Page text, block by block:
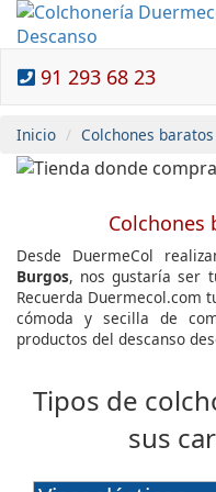
91 293 68 23
Inicio Colchones baratos
Colchones
Desde DuermeCol
Burgos, nos gustaría ser
Recuerda Duermecol.com
cómoda y secilla de
productos del descanso
Tipos de
sus